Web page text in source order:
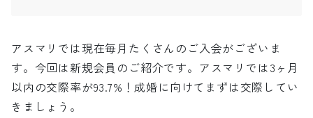
アスマリでは現在毎月たくさんのご入会がございま
す。今回は新規会員のご紹介です。アスマリでは3ヶ月
以内の交際率が93.7%！成婚に向けてまずは交際してい
きましょう。